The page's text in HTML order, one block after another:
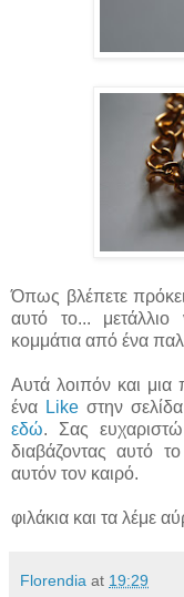
Όπως βλέπετε
αυτό το...
κομμάτια από ένα
Αυτά λοιπόν και μια
ένα Like στην
εδώ. Σας
διαβάζοντας αυτό
αυτόν τον καιρό.
φιλάκια και τα λέμε
Florendia at 19:29